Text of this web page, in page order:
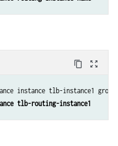
content_copy zoom_out_map
instance tlb-instance1
tlb-routing-instance1